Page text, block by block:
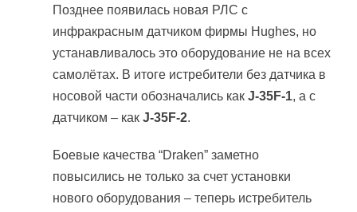
Позднее появилась новая РЛС с
инфракрасным датчиком фирмы Hughes, но
устанавливалось это оборудование не на всех
самолётах. В итоге истребители без датчика в
носовой части обозначались как J-35F-1, а с
датчиком – как J-35F-2.
Боевые качества “Draken” заметно
повысились не только за счет установки
нового оборудования – теперь истребитель